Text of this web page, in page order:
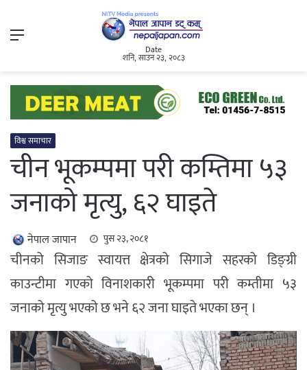
Menu
Date
शनि, साउन २३, २०८३
विश्व समाचार
चीन भूकम्पमा परी कम्तिमा ५३
जनाको मृत्यु, ६२ घाइते
नेपाल जापान पुस २३, २०८१
चीनको सिजाङ स्वायत्त क्षेत्रको सिगाजे सहरको डिङ्ग्री
काउन्टीमा गएको विनाशकारी भूकम्पमा परी कम्तीमा ५३
जनाको मृत्यु भएको छ भने ६२ जना घाइते भएका छन् ।